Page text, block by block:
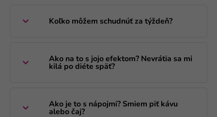
Koľko môžem schudnúť za týždeň?
Ako na to s jojo efektom? Nevrátia sa mi
kilá po diéte späť?
Ako je to s nápojmi? Smiem piť kávu
alebo čaj?